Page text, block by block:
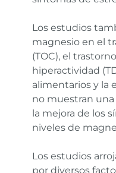
Los estudios
magnesio en el
(TOC), el
hiperactividad
alimentarios y la
no muestran
la mejora de los
niveles de
Los estudios
por diversos